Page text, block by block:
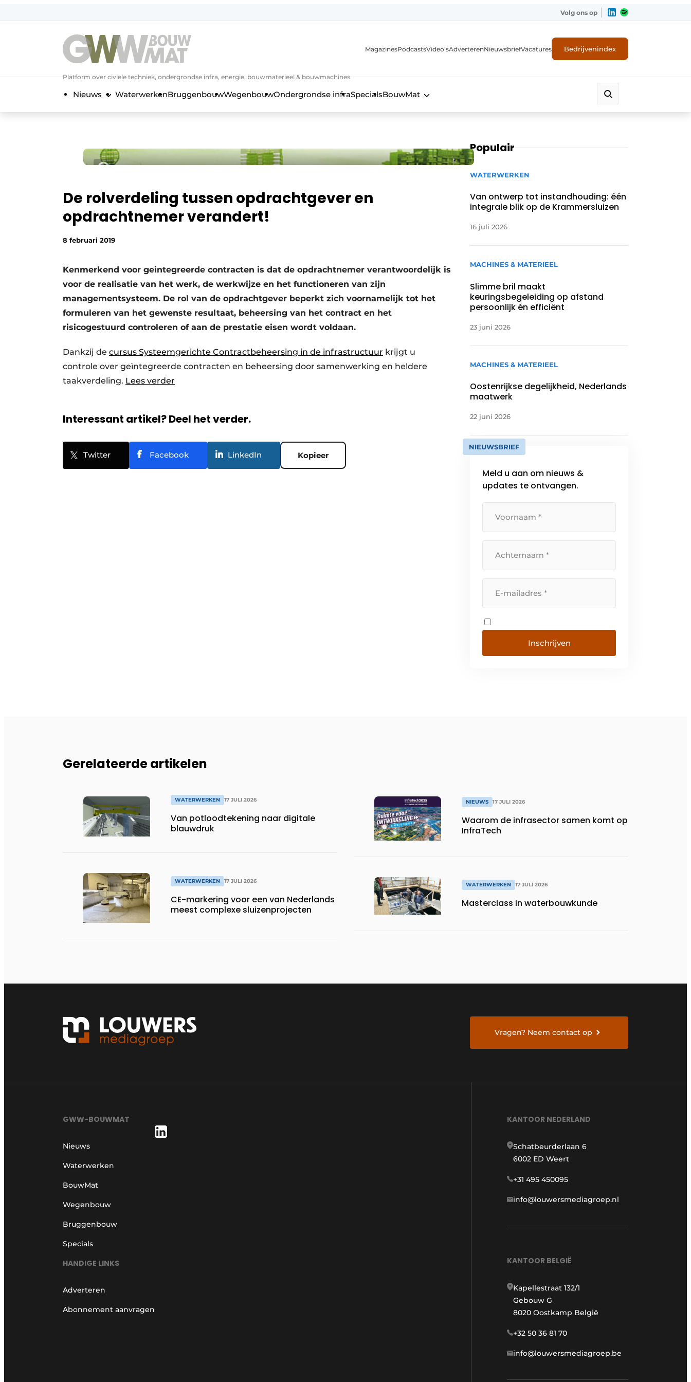
Volg ons op
Platform over civiele techniek, ondergrondse infra, energie, bouwmaterieel & bouwmachines
MagazinesPodcastsVideo’sAdverterenNieuwsbriefVacatures Bedrijvenindex
Nieuws WaterwerkenBruggenbouwWegenbouwOndergrondse infraSpecialsBouwMat
De rolverdeling tussen opdrachtgever en
opdrachtnemer verandert!
8 februari 2019
Kenmerkend voor geintegreerde contracten is dat de opdrachtnemer verantwoordelijk is
voor de realisatie van het werk, de werkwijze en het functioneren van zijn
managementsysteem. De rol van de opdrachtgever beperkt zich voornamelijk tot het
formuleren van het gewenste resultaat, beheersing van het contract en het
risicogestuurd controleren of aan de prestatie eisen wordt voldaan.
Dankzij de cursus Systeemgerichte Contractbeheersing in de infrastructuur krijgt u
controle over geïntegreerde contracten en beheersing door samenwerking en heldere
taakverdeling. Lees verder
Interessant artikel? Deel het verder.
Twitter Facebook LinkedIn Kopieer
Populair
WATERWERKEN
Van ontwerp tot instandhouding: één
integrale blik op de Krammersluizen
16 juli 2026
MACHINES & MATERIEEL
Slimme bril maakt
keuringsbegeleiding op afstand
persoonlijk én efficiënt
23 juni 2026
MACHINES & MATERIEEL
Oostenrijkse degelijkheid, Nederlands
maatwerk
22 juni 2026
NIEUWSBRIEF
Meld u aan om nieuws &
updates te ontvangen.
Inschrijven
Gerelateerde artikelen
WATERWERKEN 17 JULI 2026
Van potloodtekening naar digitale
blauwdruk
WATERWERKEN 17 JULI 2026
CE-markering voor een van Nederlands
meest complexe sluizenprojecten
NIEUWS 17 JULI 2026
Waarom de infrasector samen komt op
InfraTech
WATERWERKEN 17 JULI 2026
Masterclass in waterbouwkunde
Vragen? Neem contact op
GWW-BOUWMAT
Nieuws
Waterwerken
BouwMat
Wegenbouw
Bruggenbouw
Specials
HANDIGE LINKS
Adverteren
Abonnement aanvragen
KANTOOR NEDERLAND
Schatbeurderlaan 6
6002 ED Weert
+31 495 450095
info@louwersmediagroep.nl
KANTOOR BELGIË
Kapellestraat 132/1
Gebouw G
8020 Oostkamp België
+32 50 36 81 70
info@louwersmediagroep.be